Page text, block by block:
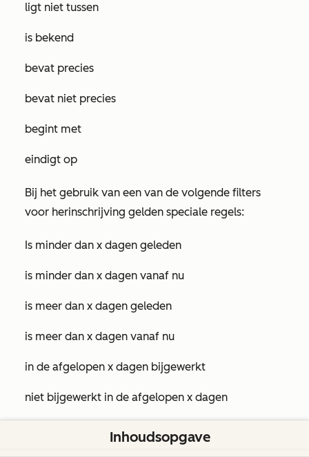
ligt niet tussen
is bekend
bevat precies
bevat niet precies
begint met
eindigt op
Bij het gebruik van een van de volgende filters
voor herinschrijving gelden speciale regels:
Is minder dan x dagen geleden
is minder dan x dagen vanaf nu
is meer dan x dagen geleden
is meer dan x dagen vanaf nu
in de afgelopen x dagen bijgewerkt
niet bijgewerkt in de afgelopen x dagen
Als een record binnen het opgegeven tijdsbestek
Inhoudsopgave